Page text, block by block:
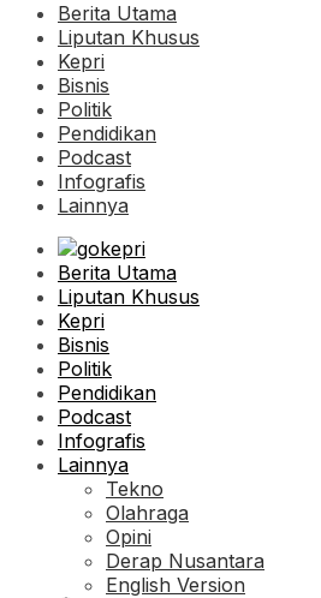
Berita Utama
Liputan Khusus
Kepri
Bisnis
Politik
Pendidikan
Podcast
Infografis
Lainnya
Berita Utama
Liputan Khusus
Kepri
Bisnis
Politik
Pendidikan
Podcast
Infografis
Lainnya
Tekno
Olahraga
Opini
Derap Nusantara
English Version